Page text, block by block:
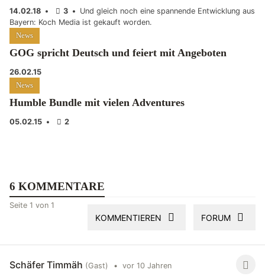
14.02.18 • 3 • Und gleich noch eine spannende Entwicklung aus
Bayern: Koch Media ist gekauft worden.
News
GOG spricht Deutsch und feiert mit Angeboten
26.02.15
News
Humble Bundle mit vielen Adventures
05.02.15 • 2
6 KOMMENTARE
Seite 1 von 1
KOMMENTIEREN FORUM
Schäfer Timmäh (Gast) • vor 10 Jahren